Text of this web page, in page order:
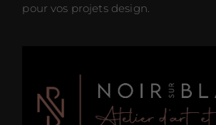
pour vos projets design.